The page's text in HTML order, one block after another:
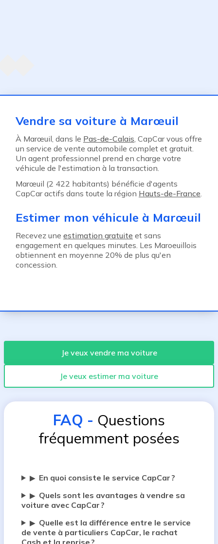
Vendre sa voiture à Marœuil
À Marœuil, dans le Pas-de-Calais, CapCar vous offre
un service de vente automobile complet et gratuit.
Un agent professionnel prend en charge votre
véhicule de l'estimation à la transaction.
Marœuil (2 422 habitants) bénéficie d'agents
CapCar actifs dans toute la région Hauts-de-France.
Estimer mon véhicule à Marœuil
Recevez une estimation gratuite et sans
engagement en quelques minutes. Les Maroeuillois
obtiennent en moyenne 20% de plus qu'en
concession.
Je veux vendre ma voiture
Je veux estimer ma voiture
FAQ - Questions
fréquemment posées
▶ En quoi consiste le service CapCar ?
▶ Quels sont les avantages à vendre sa
voiture avec CapCar ?
▶ Quelle est la différence entre le service
de vente à particuliers CapCar, le rachat
Cash et la reprise ?